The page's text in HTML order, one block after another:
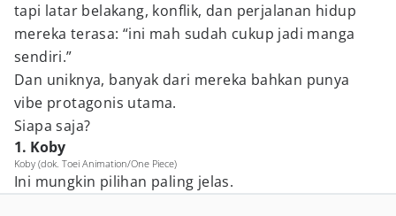
tapi latar belakang, konflik, dan perjalanan hidup
mereka terasa: “ini mah sudah cukup jadi manga
sendiri.”
Dan uniknya, banyak dari mereka bahkan punya
vibe protagonis utama.
Siapa saja?
1. Koby
Koby (dok. Toei Animation/One Piece)
Ini mungkin pilihan paling jelas.